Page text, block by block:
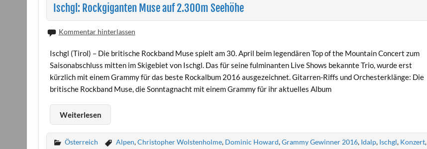
Ischgl: Rockgiganten Muse auf 2.300m Seehöhe
Kommentar hinterlassen
Ischgl (Tirol) – Die britische Rockband Muse spielt am 30. April beim legendären Top of the Mountain Concert zum
Saisonabschluss mitten im Skigebiet von Ischgl. Das für seine fulminanten Live Shows bekannte Trio, wurde erst
kürzlich mit einem Grammy für das beste Rockalbum 2016 ausgezeichnet. Gitarren-Riffs und Orchesterklänge: Die
britische Rockband Muse, die Sonntagnacht mit einem Grammy für ihr aktuelles Album
Weiterlesen
Österreich Alpen,Christopher Wolstenholme, Dominic Howard,Grammy Gewinner 2016, Idalp, Ischgl, Konzert,